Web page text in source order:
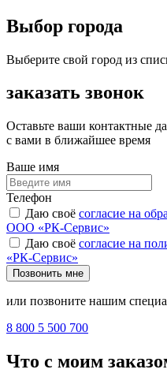
Выбор города
Выберите свой город из
заказать звонок
Оставьте ваши контактные
с вами в ближайшее время
Ваше имя
Телефон
Даю своё согласие на
ООО «РК-Сервис»
Даю своё согласие на
«РК-Сервис»
Позвонить мне
или позвоните нашим
8 800 5 500 700
Что с моим